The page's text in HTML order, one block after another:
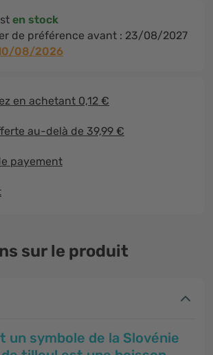
en stock
de préférence avant : 23/08/2027
08/2026
en achetant 0,12 €
au-delà de 39,99 €
payement
sur le produit
un symbole de la Slovénie